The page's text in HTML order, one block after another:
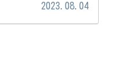
2023.08.04